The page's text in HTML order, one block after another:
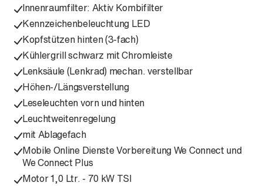
Innenraumfilter: Aktiv Kombifilter
Kennzeichenbeleuchtung LED
Kopfstützen hinten (3-fach)
Kühlergrill schwarz mit Chromleiste
Lenksäule (Lenkrad) mechan. verstellbar
Höhen-/Längsverstellung
Leseleuchten vorn und hinten
Leuchtweitenregelung
mit Ablagefach
Mobile Online Dienste Vorbereitung We Connect und
We Connect Plus
Motor 1,0 Ltr. - 70 kW TSI